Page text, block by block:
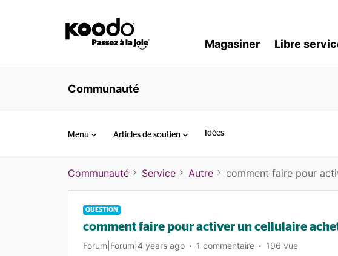
Magasiner Libre
Communauté
Menu Articles de soutien Idées
Communauté Service Autre comment faire pour
QUESTION
comment faire pour activer un cellulaire
Forum|Forum|4 years ago 1 commentaire 196 vue